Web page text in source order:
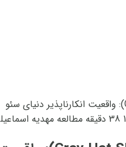
38 دقیقه مطالعه مهدیه